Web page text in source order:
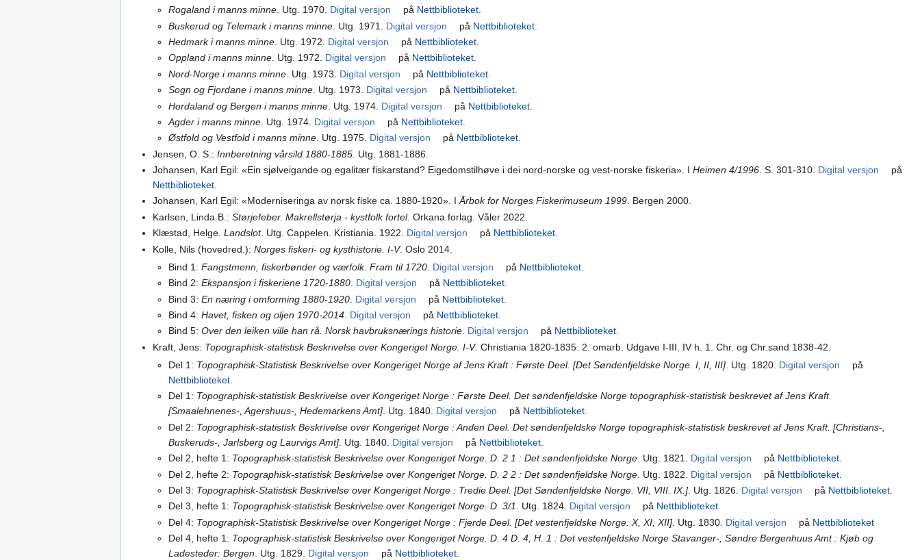
Rogaland i manns minne. Utg. 1970. Digital versjon på Nettbiblioteket.
Buskerud og Telemark i manns minne. Utg. 1971. Digital versjon på Nettbiblioteket.
Hedmark i manns minne. Utg. 1972. Digital versjon på Nettbiblioteket.
Oppland i manns minne. Utg. 1972. Digital versjon på Nettbiblioteket.
Nord-Norge i manns minne. Utg. 1973. Digital versjon på Nettbiblioteket.
Sogn og Fjordane i manns minne. Utg. 1973. Digital versjon på Nettbiblioteket.
Hordaland og Bergen i manns minne. Utg. 1974. Digital versjon på Nettbiblioteket.
Agder i manns minne. Utg. 1974. Digital versjon på Nettbiblioteket.
Østfold og Vestfold i manns minne. Utg. 1975. Digital versjon på Nettbiblioteket.
Jensen, O. S.:Innberetning vårsild 1880-1885. Utg. 1881-1886.
Johansen, Karl Egil: «Ein sjølveigande og egalitær fiskarstand? Eigedomstilhøve i dei nord-norske og vest-norske fiskeria». IHeimen 4/1996 . S. 301-310. Digital versjon
på
Nettbiblioteket
Johansen, Karl Egil: «Moderniseringa av norsk fiske ca. 1880-1920». IÅrbok for Norges Fiskerimuseum 1999. Bergen 2000.
Karlsen, Linda B.:Størjefeber. Makrellstørja - kystfolk fortel. Orkana forlag. Våler 2022.
Klæstad, Helge.Landslot. Utg. Cappelen. Kristiania. 1922. Digital versjon på Nettbiblioteket.
Kolle, Nils (hovedred.):Norges fiskeri- og kysthistorie. I-V. Oslo 2014.
Bind 1: Fangstmenn, fiskerbønder og værfolk. Fram til 1720. Digital versjon på Nettbiblioteket.
Bind 2: Ekspansjon i fiskeriene 1720-1880. Digital versjon på Nettbiblioteket.
Bind 3: En næring i omforming 1880-1920. Digital versjon på Nettbiblioteket.
Bind 4: Havet, fisken og oljen 1970-2014. Digital versjon på Nettbiblioteket.
Bind 5: Over den leiken ville han rå. Norsk havbruksnærings historie. Digital versjon på Nettbiblioteket.
Kraft, Jens: Topographisk-statistisk Beskrivelse over Kongeriget Norge. I-V. Christiania 1820-1835. 2. omarb. Udgave I-III. IV h. 1. Chr. og Chr.sand 1838-42.
Del 1: Topographisk-Statistisk Beskrivelse over Kongeriget Norge af Jens Kraft : Første Deel. [Det Søndenfjeldske Norge. I, II, III]. Utg. 1820. Digital versjon
på
Nettbiblioteket.
Del 1: Topographisk-statistisk Beskrivelse over Kongeriget Norge : Første Deel. Det søndenfjeldske Norge topographisk-statistisk beskrevet af Jens Kraft.
[Smaalehnenes-, Agershuus-, Hedemarkens Amt]. Utg. 1840. Digital versjon på Nettbiblioteket.
Del 2: Topographisk-statistisk Beskrivelse over Kongeriget Norge : Anden Deel. Det søndenfjeldske Norge topographisk-statistisk beskrevet af Jens Kraft. [Christians-,
Buskeruds-, Jarlsberg og Laurvigs Amt]. Utg. 1840. Digital versjon på Nettbiblioteket.
Del 2, hefte 1: Topographisk-statistisk Beskrivelse over Kongeriget Norge. D. 2 1 : Det søndenfjeldske Norge. Utg. 1821. Digital versjon på Nettbiblioteket.
Del 2, hefte 2: Topographisk-statistisk Beskrivelse over Kongeriget Norge. D. 2 2 : Det søndenfjeldske Norge. Utg. 1822. Digital versjon på Nettbiblioteket.
Del 3: Topographisk-Statistisk Beskrivelse over Kongeriget Norge : Tredie Deel. [Det Søndenfjeldske Norge. VII, VIII. IX.]. Utg. 1826. Digital versjon på Nettbiblioteket.
Del 3, hefte 1: Topographisk-statistisk Beskrivelse over Kongeriget Norge. D. 3/1. Utg. 1824. Digital versjon på Nettbiblioteket.
Del 4: Topographisk-Statistisk Beskrivelse over Kongeriget Norge : Fjerde Deel. [Det vestenfjeldske Norge. X, XI, XII]. Utg. 1830. Digital versjon på Nettbiblioteket
Del 4, hefte 1: Topographisk-statistisk Beskrivelse over Kongeriget Norge. D. 4 D. 4, H. 1 : Det vestenfjeldske Norge Stavanger-, Søndre Bergenhuus Amt : Kjøb og
Ladesteder: Bergen . Utg. 1829. Digital versjon på Nettbiblioteket.